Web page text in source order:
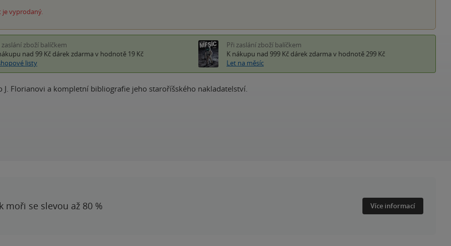
je vyprodaný.
zaslání zboží balíčkem
nad 99 Kč dárek zdarma v hodnotě 19 Kč
listy
Při zaslání zboží balíčkem
K nákupu nad 999 Kč dárek zdarma v hodnotě 299 Kč
Let na měsíc
J. Florianovi a kompletní bibliografie jeho staroříšského nakladatelství.
moři se slevou až 80 % Více informací